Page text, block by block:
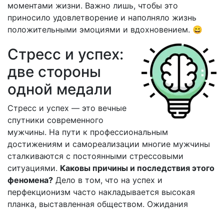
моментами жизни. Важно лишь, чтобы это
приносило удовлетворение и наполняло жизнь
положительными эмоциями и вдохновением. 😄
Стресс и успех:
две стороны
одной медали
Стресс и успех — это вечные
спутники современного
мужчины. На пути к профессиональным
достижениям и самореализации многие мужчины
сталкиваются с постоянными стрессовыми
ситуациями. Каковы причины и последствия этого
феномена? Дело в том, что на успех и
перфекционизм часто накладывается высокая
планка, выставленная обществом. Ожидания